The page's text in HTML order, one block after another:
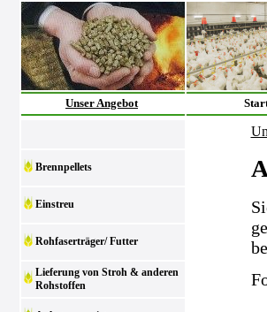
Unser Angebot
Brennpellets
Einstreu
Rohfaserträger/ Futter
Lieferung von Stroh & anderen
Rohstoffen